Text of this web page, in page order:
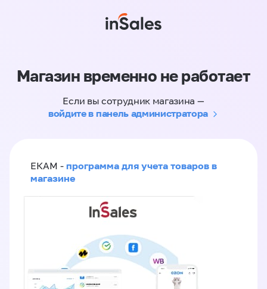
Магазин временно не работает
Если вы сотрудник магазина —
войдите в панель администратора
ЕКАМ - программа для учета товаров в
магазине